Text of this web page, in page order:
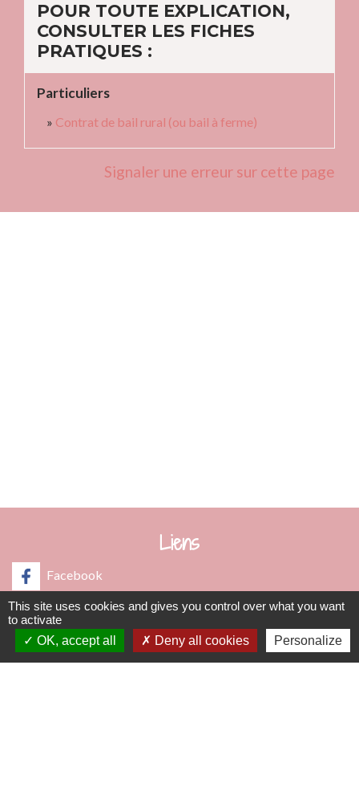
POUR TOUTE EXPLICATION,
CONSULTER LES FICHES
PRATIQUES :
Particuliers
Contrat de bail rural (ou bail à ferme)
Signaler une erreur sur cette page
Liens
Facebook
Communauté de Communes Saône-Beaujolais (CCSB)
Géoportail
This site uses cookies and gives you control over what you want
to activate
OK, accept all
Deny all cookies Personalize